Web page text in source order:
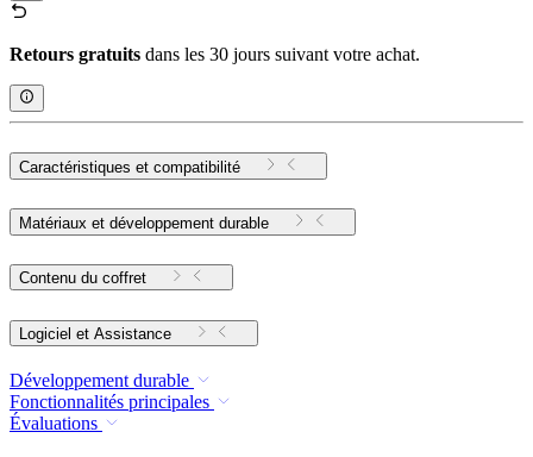
Retours gratuits dans les 30 jours suivant votre achat.
Caractéristiques et compatibilité
Matériaux et développement durable
Contenu du coffret
Logiciel et Assistance
Développement durable
Fonctionnalités principales
Évaluations